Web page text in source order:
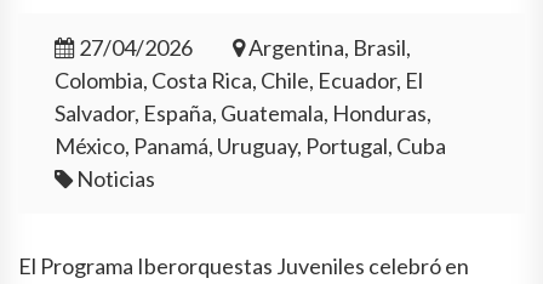
27/04/2026
Argentina, Brasil,
Colombia, Costa Rica, Chile, Ecuador, El
Salvador, España, Guatemala, Honduras,
México, Panamá, Uruguay, Portugal, Cuba
Noticias
El Programa Iberorquestas Juveniles celebró en